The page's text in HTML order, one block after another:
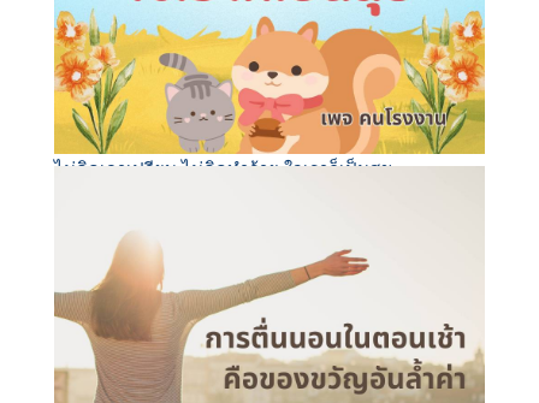
ไม่คิดเอาเปรียบ ไม่คิดทำร้าย ใจเราก็เป็นสุข..